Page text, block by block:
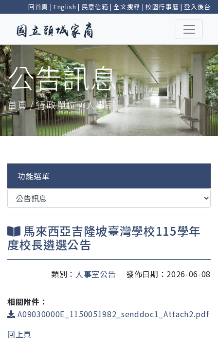
回首頁 | English | 民意信箱 |全文搜尋 | 校園行事曆 |登入後台
公告訊息
首頁 / 行政單位 / 人事室
功能選單
馬來西亞吉隆坡臺灣學校115學年
度校長遴選公告
類別： 人事室公告 發佈日期：2026-06-08
相關附件：
A09030000E_1150051982_senddoc1_Attach2.pdf
回上頁